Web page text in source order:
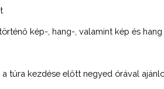
kép-, hang-, valamint kép és
túra kezdése előtt negyed órával